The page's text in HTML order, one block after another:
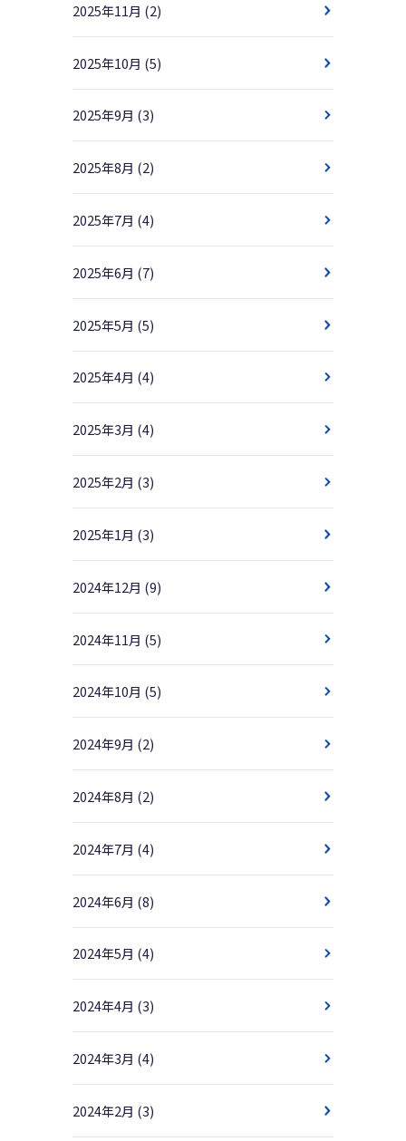
2025年11月 (2)
2025年10月 (5)
2025年9月 (3)
2025年8月 (2)
2025年7月 (4)
2025年6月 (7)
2025年5月 (5)
2025年4月 (4)
2025年3月 (4)
2025年2月 (3)
2025年1月 (3)
2024年12月 (9)
2024年11月 (5)
2024年10月 (5)
2024年9月 (2)
2024年8月 (2)
2024年7月 (4)
2024年6月 (8)
2024年5月 (4)
2024年4月 (3)
2024年3月 (4)
2024年2月 (3)